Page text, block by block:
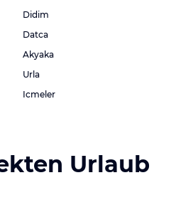
Didim
Datca
Akyaka
Urla
Icmeler
Urlaub